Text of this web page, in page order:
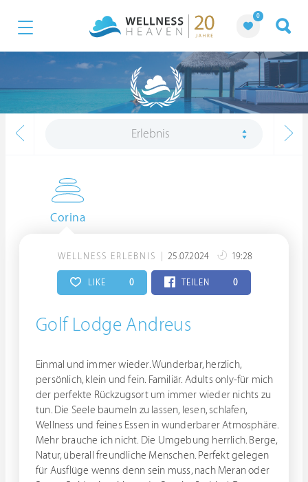
0
Erlebnis
Corina
WELLNESS ERLEBNIS 25.07.2024 19:28
LIKE 0 TEILEN 0
Golf Lodge Andreus
Einmal und immer wieder. Wunderbar, herzlich,
persönlich, klein und fein. Familiär. Adults only-für mich
der perfekte Rückzugsort um immer wieder nichts zu
tun. Die Seele baumeln zu lassen, lesen, schlafen,
Wellness und feines Essen in wunderbarer Atmosphäre.
Mehr brauche ich nicht. Die Umgebung herrlich. Berge,
Natur, überall freundliche Menschen. Perfekt gelegen
für Ausflüge wenns denn sein muss, nach Meran oder